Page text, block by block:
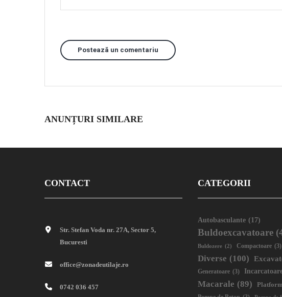
Postează un comentariu
ANUNȚURI SIMILARE
CONTACT
Str. Stefan Voda nr. 27A, Sector 5,
Bucuresti
office@zonadeutilaje.ro
0742 036 457
CATEGORII
Autobasculante (17)
Buldoexcavatoare
Buldozere (2) Compactoare (3)
Diverse (100)
Generatoare (3)
Macarale (89)